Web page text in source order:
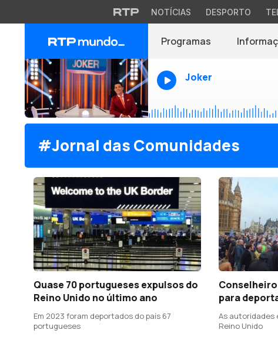
NOTÍCIAS DESPORTO
Programas
Joker
#Jornal das Comunidades
Quase 70 portugueses expulsos do
Reino Unido no último ano
Em 2023 foram deportados do país 67
portugueses
para
As autoridades
Reino Unido